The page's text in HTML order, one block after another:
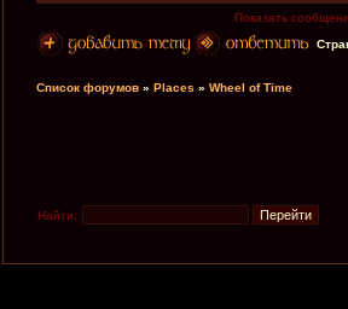
Показать
Список форумов » Places » Wheel of Time
Найти: